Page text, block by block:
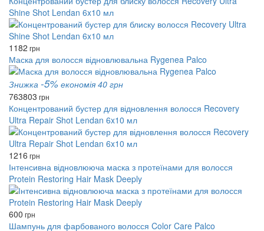
Shine Shot Lendan 6x10 мл
1182 грн
Маска для волосся відновлювальна Rygenea Palco
Знижка -5% економія 40 грн
763803 грн
Концентрований бустер для відновлення волосся Recovery
Ultra Repair Shot Lendan 6x10 мл
1216 грн
Інтенсивна відновлююча маска з протеїнами для волосся
Protein Restoring Hair Mask Deeply
600 грн
Шампунь для фарбованого волосся Color Care Palco